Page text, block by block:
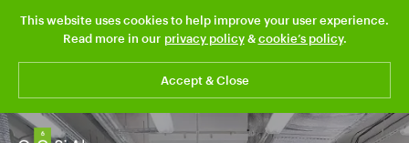
This website uses cookies to help improve your user experience.
Read more in our privacy policy&cookie’s policy.
Accept & Close